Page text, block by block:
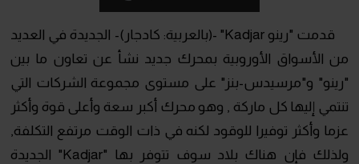
قدمت "رينو Kadjar" -(بالعربية: كادجار)- الجديدة في العديد
من الأسواق الأوروبية بمحرك جديد نشأ عن تعاون ما بين
"رينو" و"مرسيدس-بنز" على مستوى مجموعة الشركات التي
تنتمي إليها كل ماركة , وهو محرك أكبر سعة وأعلى قوة وأكثر
عزما وأكثر توفيرا للوقود لكنه في ذات الوقت مرتفع التكلفة,
ولذلك فإن هناك بلاد سوف تتوفر بها "Kadjar" الجديدة